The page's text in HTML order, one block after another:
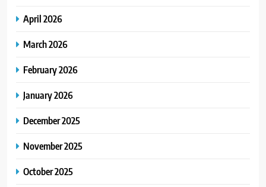
April 2026
March 2026
February 2026
January 2026
December 2025
November 2025
October 2025